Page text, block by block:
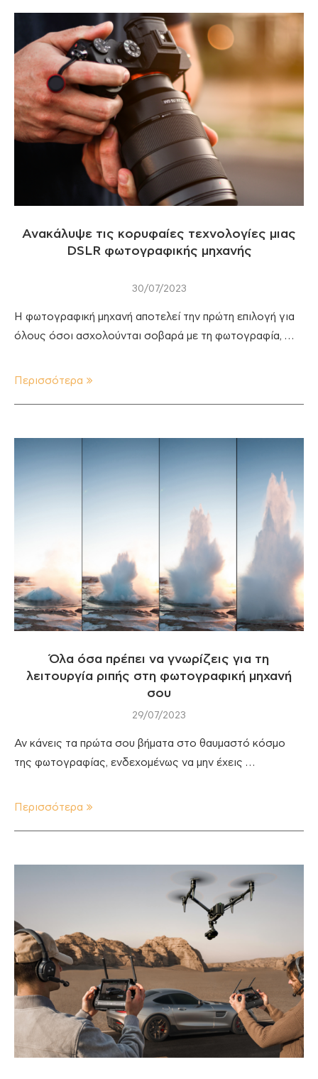
Ανακάλυψε τις κορυφαίες τεχνολογίες μιας
DSLR φωτογραφικής μηχανής
30/07/2023
Η φωτογραφική μηχανή αποτελεί την πρώτη επιλογή για
όλους όσοι ασχολούνται σοβαρά με τη φωτογραφία, …
Περισσότερα
Όλα όσα πρέπει να γνωρίζεις για τη
λειτουργία ριπής στη φωτογραφική μηχανή
σου
29/07/2023
Αν κάνεις τα πρώτα σου βήματα στο θαυμαστό κόσμο
της φωτογραφίας, ενδεχομένως να μην έχεις …
Περισσότερα